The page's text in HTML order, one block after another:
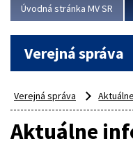
Úvodná stránka MV SR
Verejná správa
Verejná správa
Aktuálne